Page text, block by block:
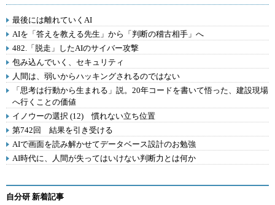
最後には離れていくAI
AIを「答えを教える先生」から「判断の稽古相手」へ
482.「脱走」したAIのサイバー攻撃
包み込んでいく、セキュリティ
人間は、弱いからハッキングされるのではない
「思考は行動から生まれる」説。20年コードを書いて悟った、建設現場
へ行くことの価値
イノウーの選択 (12) 慣れない立ち位置
第742回 結果を引き受ける
AIで画面を読み解かせてデータベース設計のお勉強
AI時代に、人間が失ってはいけない判断力とは何か
自分研 新着記事